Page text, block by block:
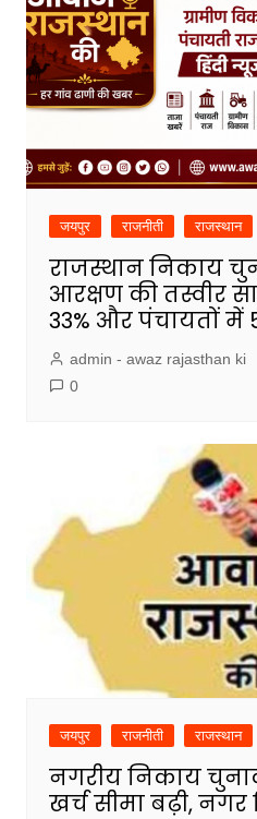
जयपुर राजनीती राजस्थान
राजस्थान निकाय
आरक्षण की तस्वीर
33% और पंचायतों में
admin - awaz rajasthan ki
0
जयपुर राजनीती राजस्थान
नगरीय निकाय
खर्च सीमा बढ़ी, नगर